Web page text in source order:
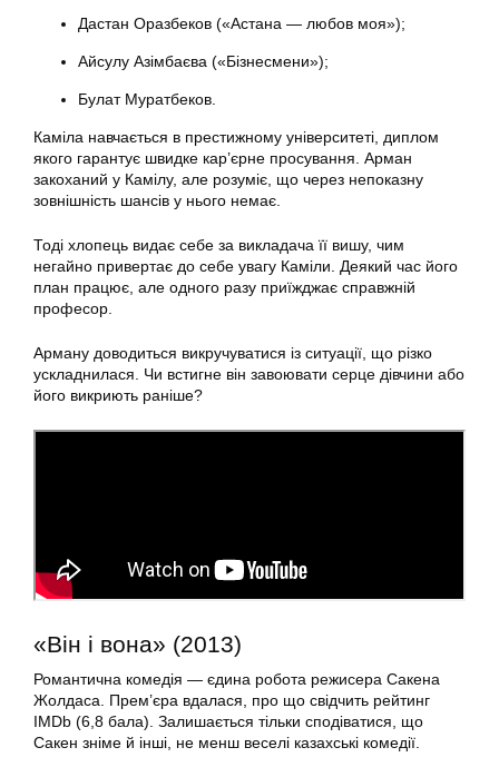
Дастан Оразбеков («Астана — любов моя»);
Айсулу Азімбаєва («Бізнесмени»);
Булат Муратбеков.
Каміла навчається в престижному університеті, диплом
якого гарантує швидке кар’єрне просування. Арман
закоханий у Камілу, але розуміє, що через непоказну
зовнішність шансів у нього немає.
Тоді хлопець видає себе за викладача її вишу, чим
негайно привертає до себе увагу Каміли. Деякий час його
план працює, але одного разу приїжджає справжній
професор.
Арману доводиться викручуватися із ситуації, що різко
ускладнилася. Чи встигне він завоювати серце дівчини або
його викриють раніше?
«Він і вона» (2013)
Романтична комедія — єдина робота режисера Сакена
Жолдаса. Прем’єра вдалася, про що свідчить рейтинг
IMDb (6,8 бала). Залишається тільки сподіватися, що
Сакен зніме й інші, не менш веселі казахські комедії.